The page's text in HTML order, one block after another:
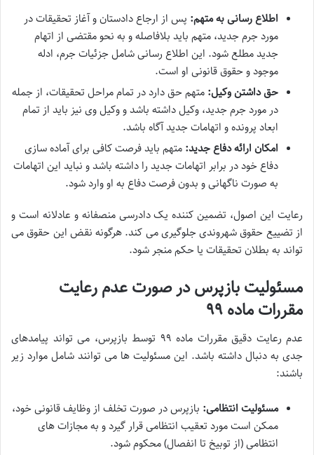
اطلاع رسانی به متهم: پس از ارجاع دادستان و آغاز تحقیقات در
مورد جرم جدید، متهم باید بلافاصله و به نحو مقتضی از اتهام
جدید مطلع شود. این اطلاع رسانی شامل جزئیات جرم، ادله
موجود و حقوق قانونی او است.
حق داشتن وکیل: متهم حق دارد در تمام مراحل تحقیقات، از جمله
در مورد جرم جدید، وکیل داشته باشد و وکیل وی نیز باید از تمام
ابعاد پرونده و اتهامات جدید آگاه باشد.
امکان ارائه دفاع جدید: متهم باید فرصت کافی برای آماده سازی
دفاع خود در برابر اتهامات جدید را داشته باشد و نباید این اتهامات
به صورت ناگهانی و بدون فرصت دفاع به او وارد شود.
رعایت این اصول، تضمین کننده یک دادرسی منصفانه و عادلانه است و
از تضییع حقوق شهروندی جلوگیری می کند. هرگونه نقض این حقوق می
تواند به بطلان تحقیقات یا حکم منجر شود.
مسئولیت بازپرس در صورت عدم رعایت
مقررات ماده ۹۹
عدم رعایت دقیق مقررات ماده ۹۹ توسط بازپرس، می تواند پیامدهای
جدی به دنبال داشته باشد. این مسئولیت ها می توانند شامل موارد زیر
باشند:
مسئولیت انتظامی: بازپرس در صورت تخلف از وظایف قانونی خود،
ممکن است مورد تعقیب انتظامی قرار گیرد و به مجازات های
انتظامی (از توبیخ تا انفصال) محکوم شود.